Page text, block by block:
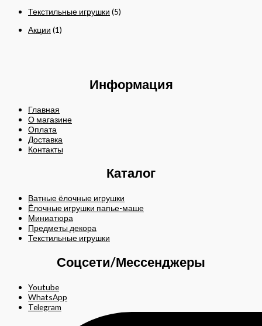
Текстильные игрушки (5)
Акции (1)
Информация
Главная
О магазине
Оплата
Доставка
Контакты
Каталог
Ватные ёлочные игрушки
Ёлочные игрушки папье-маше
Миниатюра
Предметы декора
Текстильные игрушки
Соцсети/Мессенджеры
Youtube
WhatsApp
Telegram